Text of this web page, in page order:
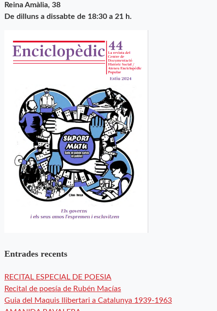
Reina Amàlia, 38
De dilluns a dissabte de 18:30 a 21 h.
Entrades recents
RECITAL ESPECIAL DE POESIA
Recital de poesía de Rubén Macías
Guia del Maquis llibertari a Catalunya 1939-1963